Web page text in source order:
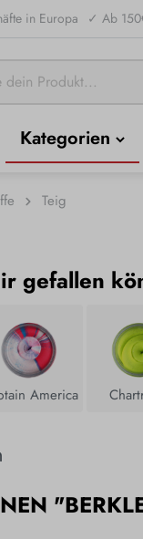
in Europa ✓ Ab
Kategorien
Teig
gefallen
America